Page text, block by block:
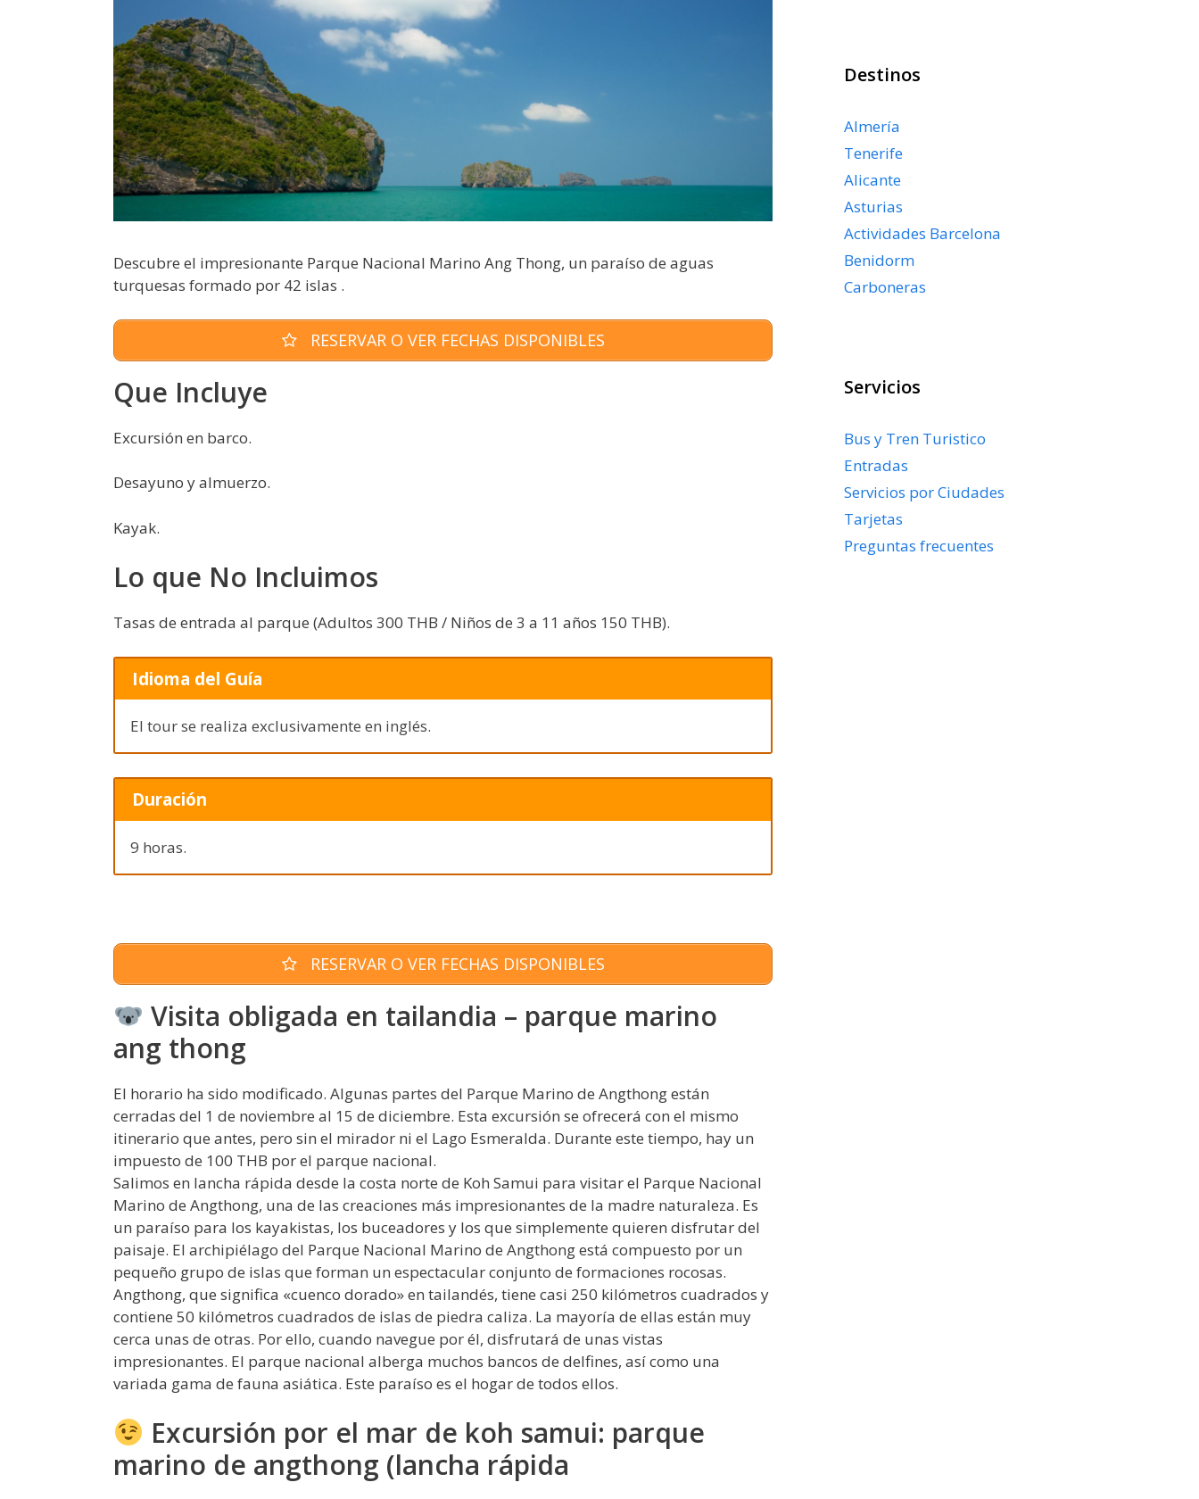
Descubre el impresionante Parque Nacional Marino Ang Thong, un paraíso de aguas
turquesas formado por 42 islas .
RESERVAR O VER FECHAS DISPONIBLES
Que Incluye
Excursión en barco.
Desayuno y almuerzo.
Kayak.
Lo que No Incluimos
Tasas de entrada al parque (Adultos 300 THB / Niños de 3 a 11 años 150 THB).
Idioma del Guía
El tour se realiza exclusivamente en inglés.
Duración
9 horas.
RESERVAR O VER FECHAS DISPONIBLES
Visita obligada en tailandia – parque marino
ang thong
El horario ha sido modificado. Algunas partes del Parque Marino de Angthong están
cerradas del 1 de noviembre al 15 de diciembre. Esta excursión se ofrecerá con el mismo
itinerario que antes, pero sin el mirador ni el Lago Esmeralda. Durante este tiempo, hay un
impuesto de 100 THB por el parque nacional.
Salimos en lancha rápida desde la costa norte de Koh Samui para visitar el Parque Nacional
Marino de Angthong, una de las creaciones más impresionantes de la madre naturaleza. Es
un paraíso para los kayakistas, los buceadores y los que simplemente quieren disfrutar del
paisaje. El archipiélago del Parque Nacional Marino de Angthong está compuesto por un
pequeño grupo de islas que forman un espectacular conjunto de formaciones rocosas.
Angthong, que significa «cuenco dorado» en tailandés, tiene casi 250 kilómetros cuadrados y
contiene 50 kilómetros cuadrados de islas de piedra caliza. La mayoría de ellas están muy
cerca unas de otras. Por ello, cuando navegue por él, disfrutará de unas vistas
impresionantes. El parque nacional alberga muchos bancos de delfines, así como una
variada gama de fauna asiática. Este paraíso es el hogar de todos ellos.
Excursión por el mar de koh samui: parque
marino de angthong (lancha rápida
Destinos
Almería
Tenerife
Alicante
Asturias
Actividades Barcelona
Benidorm
Carboneras
Servicios
Bus y Tren Turistico
Entradas
Servicios por Ciudades
Tarjetas
Preguntas frecuentes